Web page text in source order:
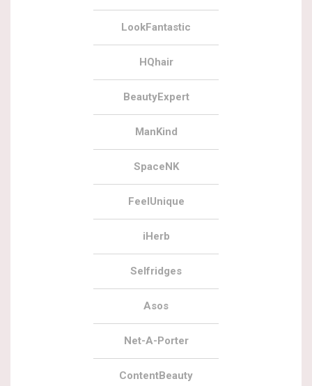
LookFantastic
HQhair
BeautyExpert
ManKind
SpaceNK
FeelUnique
iHerb
Selfridges
Asos
Net-A-Porter
ContentBeauty